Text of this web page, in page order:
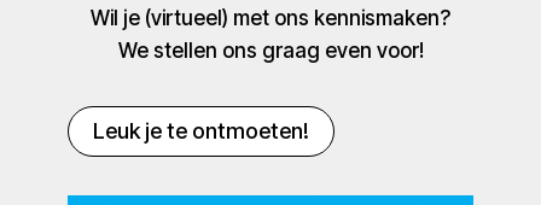
Wil je (virtueel) met ons kennismaken?
We stellen ons graag even voor!
Leuk je te ontmoeten!